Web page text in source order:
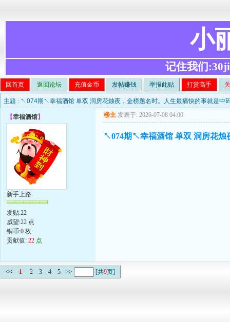
小
记住我们
回首页 返回论坛 充值金币 发帖赚钱 举报此贴 打赏高手
主题 : ↖074期↖幸福酒馆 单双 洞房花烛夜，金榜题名时。人生最痛快的事就是中
【幸福酒馆】
新手上路
发贴:22
威望:22 点
铜币:0 枚
贡献值: 22 点
楼主 发表于: 2026-07-08 04:00
↖074期↖幸福酒馆 单双 洞房花烛
<< 1 2 3 4 5 >> [共9页]